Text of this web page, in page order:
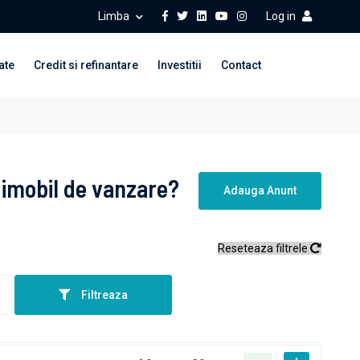
Limba Log in
Credit si refinantare Investitii Contact
de vanzare? Adauga Anunt
Reseteaza filtrele
Filtreaza